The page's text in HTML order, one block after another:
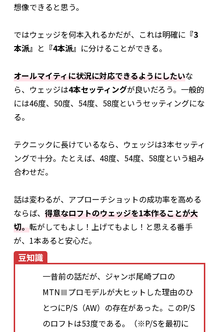
想像できると思う。
ではウェッジを何本入れるかだが、これは明確に 『3
本派』 と 『4本派』 に分けることができる。
オールマイティに状況に対応できるようにしたいな
ら、ウェッジは4本セッティングが良いだろう。一般的
には46度、50度、54度、58度というセッティングにな
る。
テクニックに長けているなら、ウェッジは3本セッティ
ングで十分。たとえば、48度、54度、58度という組み
合わせだ。
話は変わるが、アプローチショットの成功率を高める
ならば、 得意なロフトのウェッジを1本作ることが大
切。転がしてもよし！上げてもよし！と思える番手
が、1本あると安心だ。
豆知識
一昔前の話だが、ジャンボ尾崎プロの
MTNⅢプロモデルが大ヒットした理由のひ
とつにP/S（AW）の存在があった。このP/S
のロフトは53度である。（※P/Sを最初に